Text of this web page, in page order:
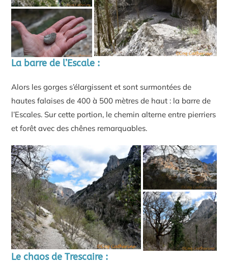
La barre de l’Escale :
Alors les gorges s’élargissent et sont surmontées de
hautes falaises de 400 à 500 mètres de haut : la barre de
l’Escales. Sur cette portion, le chemin alterne entre pierriers
et forêt avec des chênes remarquables.
Le chaos de Trescaire :